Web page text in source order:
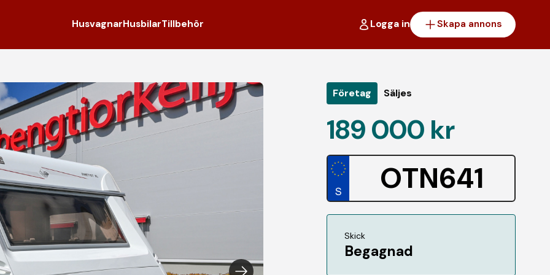
HusvagnarHusbilarTillbehör Logga in Skapa annons
Företag Säljes
189 000 kr
OTN641
Skick
Begagnad